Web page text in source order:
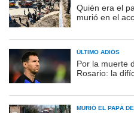
Quién era el
murió en el
ÚLTIMO ADIÓS
Por la muerte
Rosario: la
MURIÓ EL PAPÁ